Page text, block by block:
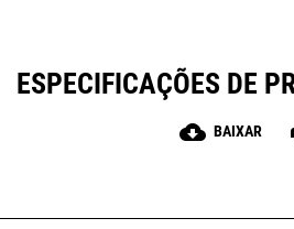
ESPECIFICAÇÕES DE
cloud_download BAIXAR